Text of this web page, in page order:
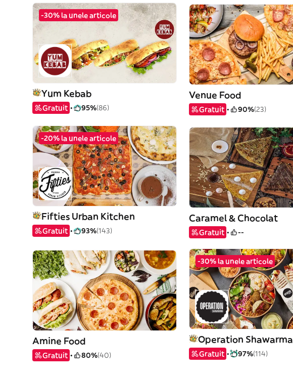
-30% la unele articole
Yum Kebab
Gratuit 95%(86)
Venue Food
Gratuit 90%(23)
-20% la unele articole
Fifties Urban Kitchen
Gratuit 93%(143)
Caramel & Chocolat
Gratuit --
Amine Food
Gratuit 80%(40)
-30% la unele articole
Operation Shawarma
Gratuit 97%(114)